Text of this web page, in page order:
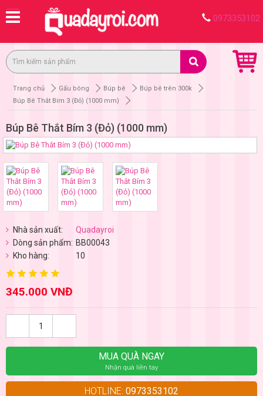
0973353102
Trang chủ Gấu bông Búp bê
Búp bê trên 300k
Búp Bê Thắt Bím 3 (Đỏ) (1000 mm)
Búp Bê Thắt Bím 3 (Đỏ) (1000 mm)
Nhà sản xuất:
Quadayroi
Dòng sản phẩm: BB00043
Kho hàng:
10
345.000 VNĐ
MUA QUÀ NGAY
Nhận quà liền tay
HOTLINE: 0973353102